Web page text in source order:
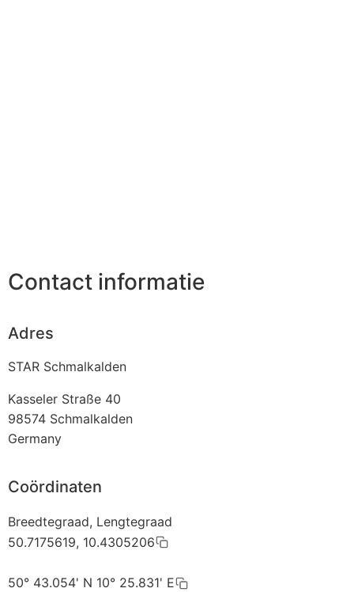
Contact informatie
Adres
STAR Schmalkalden
Kasseler Straße 40
98574 Schmalkalden
Germany
Coördinaten
Breedtegraad, Lengtegraad
50.7175619, 10.4305206
50° 43.054' N 10° 25.831' E